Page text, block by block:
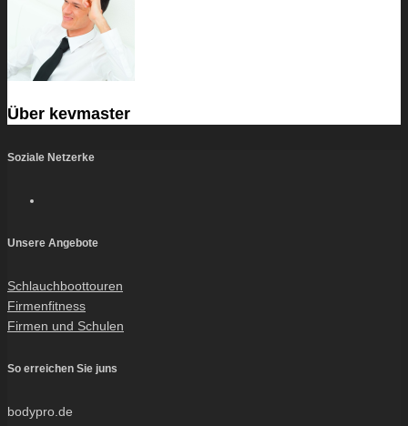
Über kevmaster
Soziale Netzerke
Unsere Angebote
Schlauchboottouren
Firmenfitness
Firmen und Schulen
So erreichen Sie juns
bodypro.de